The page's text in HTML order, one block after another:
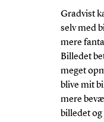
Gradvist
selv med
mere
Billedet
meget
blive mit
mere
billedet